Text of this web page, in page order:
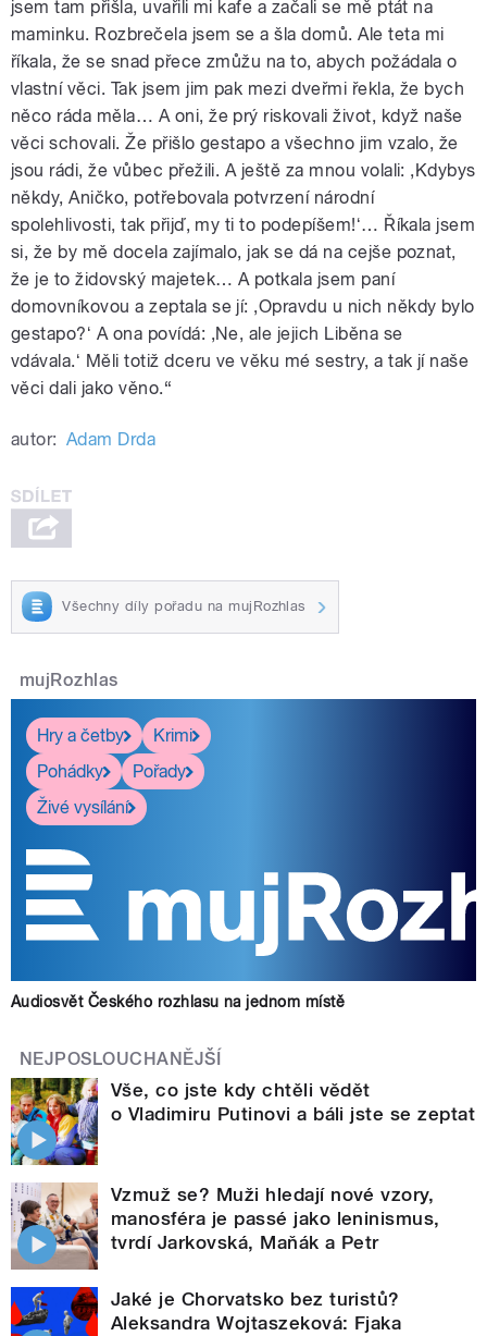
jsem tam přišla, uvařili mi kafe a začali se mě ptát na
maminku. Rozbrečela jsem se a šla domů. Ale teta mi
říkala, že se snad přece zmůžu na to, abych požádala o
vlastní věci. Tak jsem jim pak mezi dveřmi řekla, že bych
něco ráda měla… A oni, že prý riskovali život, když naše
věci schovali. Že přišlo gestapo a všechno jim vzalo, že
jsou rádi, že vůbec přežili. A ještě za mnou volali: ,Kdybys
někdy, Aničko, potřebovala potvrzení národní
spolehlivosti, tak přijď, my ti to podepíšem!ʻ… Říkala jsem
si, že by mě docela zajímalo, jak se dá na cejše poznat,
že je to židovský majetek… A potkala jsem paní
domovníkovou a zeptala se jí: ,Opravdu u nich někdy bylo
gestapo?ʻ A ona povídá: ,Ne, ale jejich Liběna se
vdávala.ʻ Měli totiž dceru ve věku mé sestry, a tak jí naše
věci dali jako věno.“
autor: Adam Drda
Všechny díly pořadu na mujRozhlas
mujRozhlas
Hry a četby
Krimi
Pohádky
Pořady
Živé vysílání
Audiosvět Českého rozhlasu na jednom místě
NEJPOSLOUCHANĚJŠÍ
Vše, co jste kdy chtěli vědět
o Vladimiru Putinovi a báli jste se zeptat
Vzmuž se? Muži hledají nové vzory,
manosféra je passé jako leninismus,
tvrdí Jarkovská, Maňák a Petr
Jaké je Chorvatsko bez turistů?
Aleksandra Wojtaszeková: Fjaka